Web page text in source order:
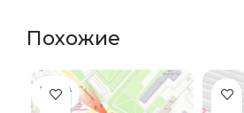
Похожие
ПРОДА
НО